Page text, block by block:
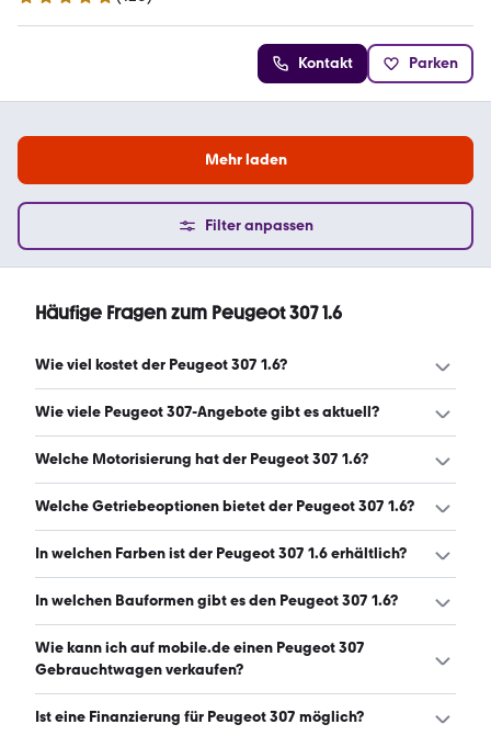
4.8 Sterne
Kontakt Parken
Mehr laden
Filter anpassen
Häufige Fragen zum Peugeot 307 1.6
Wie viel kostet der Peugeot 307 1.6?
Ein guter Preis für einen Peugeot 307 1.6 liegt zwischen
Wie viele Peugeot 307-Angebote gibt es aktuell?
Es gibt insgesamt 120 Peugeot 307 bei mobile.de, davon
Welche Motorisierung hat der Peugeot 307 1.6?
Der Peugeot 307 1.6 hat Leistungen zwischen 90 und 110
Welche Getriebeoptionen bietet der Peugeot 307 1.6?
Der Peugeot 307 1.6 ist mit manuellem und
In welchen Farben ist der Peugeot 307 1.6 erhältlich?
Den Peugeot 307 1.6 gibt es in folgenden Farben: grau,
Die häufigste Farbe ist grau. (Stand: 6.8.2026)
In welchen Bauformen gibt es den Peugeot 307 1.6?
Den Peugeot 307 1.6 gibt es in folgenden Bauformen:
Kombi und Limousine. (Stand: 6.8.2026)
Wie kann ich auf mobile.de einen Peugeot 307
Gebrauchtwagen verkaufen?
Alle Informationen zum Verkauf an mobile.de-
Ist eine Finanzierung für Peugeot 307 möglich?